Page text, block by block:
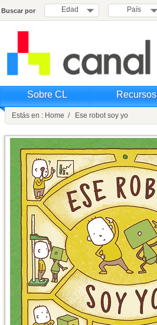
Buscar por Edad País
Sobre CL Recursos
Estás en : Home / Ese robot soy yo